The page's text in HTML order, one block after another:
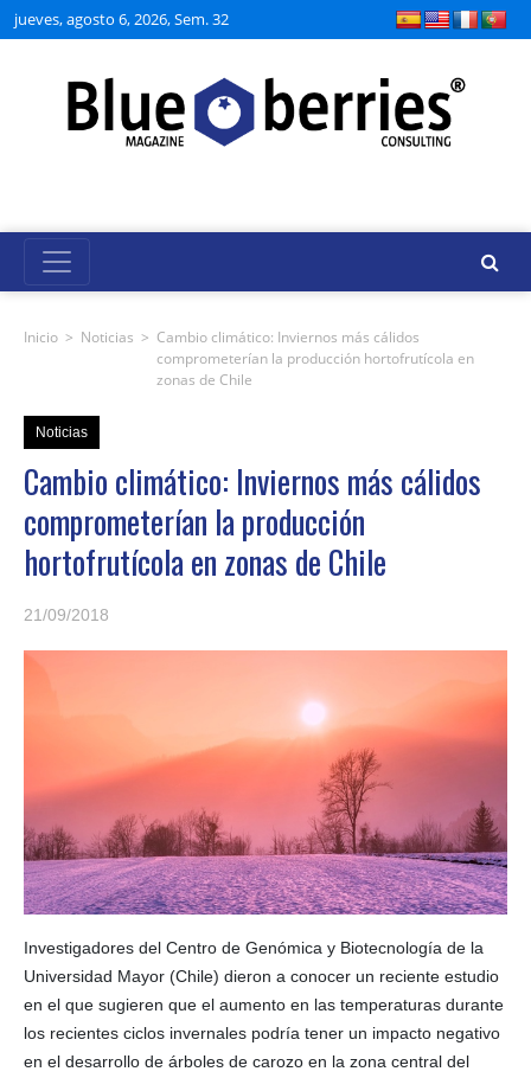
jueves, agosto 6, 2026, Sem. 32
Inicio > Noticias > Cambio climático: Inviernos más cálidos
comprometerían la producción hortofrutícola en
zonas de Chile
Noticias
Cambio climático: Inviernos más cálidos
comprometerían la producción
hortofrutícola en zonas de Chile
21/09/2018
Investigadores del Centro de Genómica y Biotecnología de la
Universidad Mayor (Chile) dieron a conocer un reciente estudio
en el que sugieren que el aumento en las temperaturas durante
los recientes ciclos invernales podría tener un impacto negativo
en el desarrollo de árboles de carozo en la zona central del